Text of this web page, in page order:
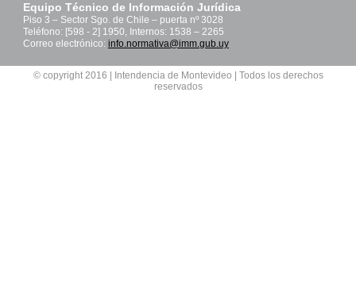
Equipo Técnico de Información Jurídica
Piso 3 – Sector Sgo. de Chile – puerta nº 3028
Teléfono: [598 - 2] 1950, Internos: 1538 – 2265
Correo electrónico: info.normativa@imm.gub.uy
© copyright 2016 | Intendencia de Montevideo | Todos los derechos
reservados